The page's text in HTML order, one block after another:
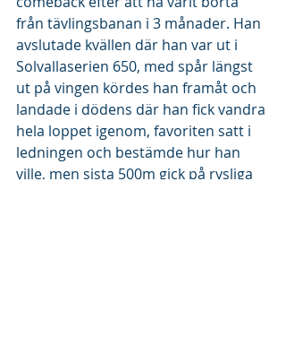
från tävlingsbanan i 3 månader. Han
avslutade kvällen där han var ut i
Solvallaserien 650, med spår längst
ut på vingen kördes han framåt och
landade i dödens där han fick vandra
hela loppet igenom, favoriten satt i
ledningen och bestämde hur han
ville, men sista 500m gick på rysliga